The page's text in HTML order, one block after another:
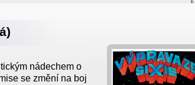
nádechem o
se změní na boj